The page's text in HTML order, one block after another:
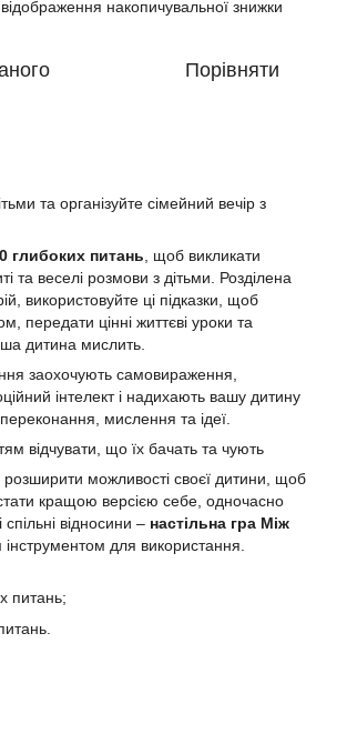
накопичувальної знижки
Порівняти
та організуйте сімейний вечір з
глибоких питань , щоб викликати
та веселі розмови з дітьми. Розділена
використовуйте ці підказки, щоб
передати цінні життєві уроки та
дитина мислить.
заохочують самовираження,
інтелект і надихають вашу дитину
переконання, мислення та ідеї.
відчувати, що їх бачать та чують
можливості своєї дитини, щоб
кращою версією себе, одночасно
відносини – настільна гра Між
для використання.
питань;